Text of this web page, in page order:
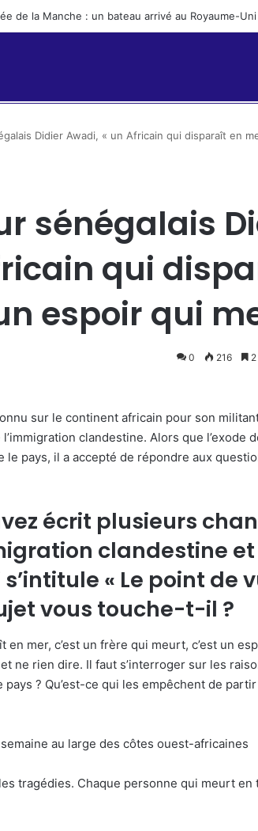
et migration : les Canaries ne doivent pas
Didier Awadi, « un Africain qui disparaît en
sénégalais
qui
espoir qui
0 216
sur le continent africain pour son
clandestine. Alors que l’exode
pays, il a accepté de répondre aux
écrit plusieurs
clandestine
« Le point de
vous touche-t-il ?
en mer, c’est un frère qui meurt, c’est un
ne rien dire. Il faut s’interroger sur les
? Qu’est-ce qui les empêchent de
au large des côtes ouest-africaines
tragédies. Chaque personne qui meurt en